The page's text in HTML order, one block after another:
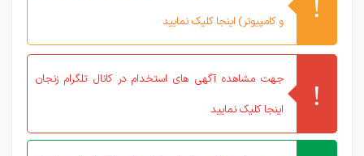
و کامپیوتر) اینجا کلیک نمایید
جهت مشاهده آگهی های استخدام در کانال تلگرام زنجان
اینجا کلیک نمایید